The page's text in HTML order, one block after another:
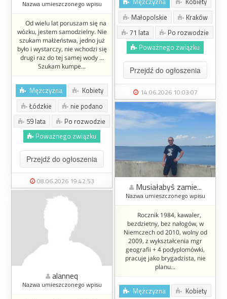
Małopolskie
Kraków
71 lata
Po rozwodzie
Poważnego związku
Przejdź do ogłoszenia
14.06.2026 10:03:07
Nazwa umieszczonego wpisu
Od wielu lat poruszam się na
wózku, jestem samodzielny. Nie
szukam małżeństwa, jedno już
było i wystarczy, nie wchodzi się
drugi raz do tej samej wody ...
Szukam kumpe...
Mężczyzna
Kobiety
Łódzkie
nie podano
59 lata
Po rozwodzie
Poważnego związku
Przejdź do ogłoszenia
08.06.2026 19:42:53 Musiałabyś zamie...
Nazwa umieszczonego wpisu
Rocznik 1984, kawaler,
bezdzietny, bez nałogów, w
Niemczech od 2010, wolny od
2009, z wykształcenia mgr
geografii + 4 podyplomówki,
pracuję jako brygadzista, nie
planu...
Mężczyzna
Kobiety
alanneq
Nazwa umieszczonego wpisu